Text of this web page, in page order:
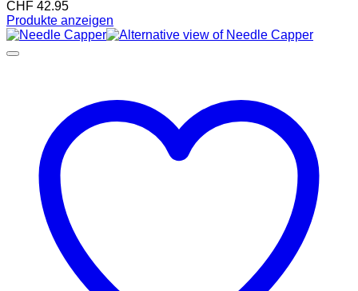
CHF 42.95
Produkte anzeigen